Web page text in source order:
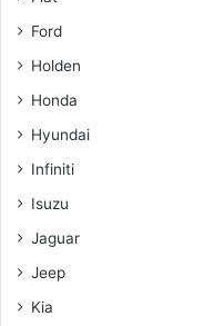
Ford
Holden
Honda
Hyundai
Infiniti
Isuzu
Jaguar
Jeep
Kia